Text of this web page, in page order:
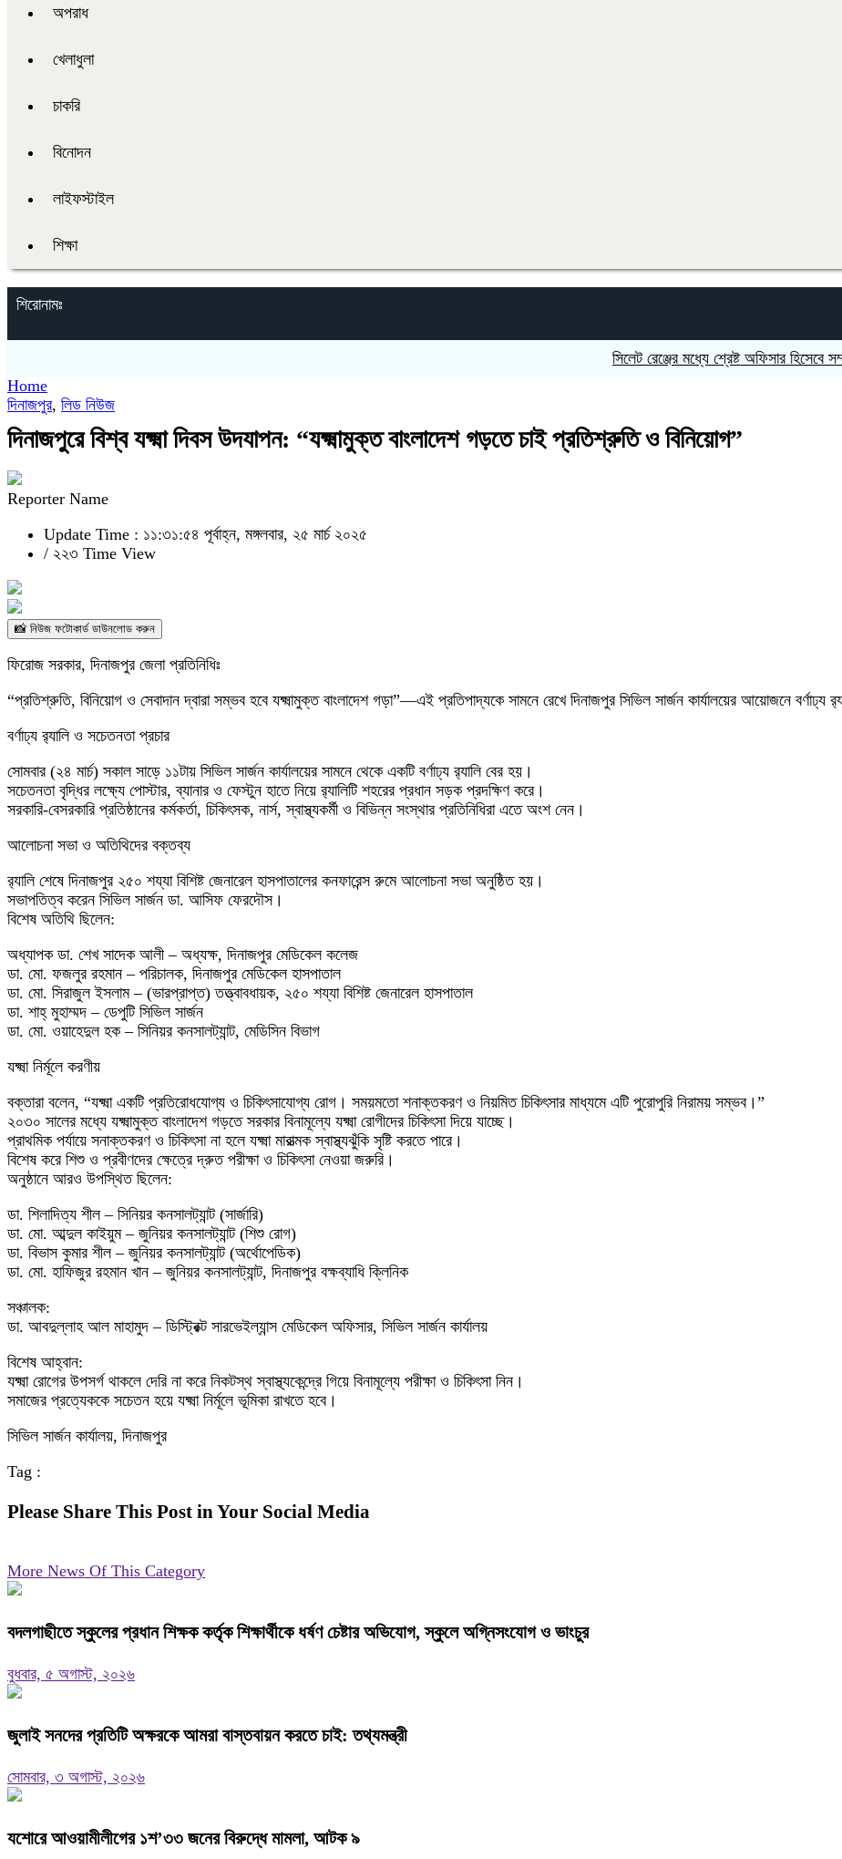
অপরাধ
খেলাধুলা
চাকরি
বিনোদন
লাইফস্টাইল
শিক্ষা
শিরোনামঃ
সিলেট রেঞ্জের মধ্যে শ্রেষ্ট অফিসার হিসেবে
Home
দিনাজপুর, লিড নিউজ
দিনাজপুরে বিশ্ব যক্ষ্মা দিবস উদযাপন: “যক্ষ্মামুক্ত বাংলাদেশ গড়তে চাই প্রতিশ্রুতি ও বিনিয়োগ”
Reporter Name
Update Time : ১১:৩১:৫৪ পূর্বাহ্ন, মঙ্গলবার, ২৫ মার্চ ২০২৫
/ ২২৩ Time View
📸 নিউজ ফটোকার্ড ডাউনলোড করুন
ফিরোজ সরকার, দিনাজপুর জেলা প্রতিনিধিঃ
“প্রতিশ্রুতি, বিনিয়োগ ও সেবাদান দ্বারা সম্ভব হবে যক্ষ্মামুক্ত বাংলাদেশ গড়া”—এই প্রতিপাদ্যকে সামনে রেখে দিনাজপুর সিভিল সার্জন কার্যালয়ের আয়োজনে বর্ণাঢ্য
বর্ণাঢ্য র‍্যালি ও সচেতনতা প্রচার
সোমবার (২৪ মার্চ) সকাল সাড়ে ১১টায় সিভিল সার্জন কার্যালয়ের সামনে থেকে একটি বর্ণাঢ্য র‍্যালি বের হয়।
সচেতনতা বৃদ্ধির লক্ষ্যে পোস্টার, ব্যানার ও ফেস্টুন হাতে নিয়ে র‍্যালিটি শহরের প্রধান সড়ক প্রদক্ষিণ করে।
সরকারি-বেসরকারি প্রতিষ্ঠানের কর্মকর্তা, চিকিৎসক, নার্স, স্বাস্থ্যকর্মী ও বিভিন্ন সংস্থার প্রতিনিধিরা এতে অংশ নেন।
আলোচনা সভা ও অতিথিদের বক্তব্য
র‍্যালি শেষে দিনাজপুর ২৫০ শয্যা বিশিষ্ট জেনারেল হাসপাতালের কনফারেন্স রুমে আলোচনা সভা অনুষ্ঠিত হয়।
সভাপতিত্ব করেন সিভিল সার্জন ডা. আসিফ ফেরদৌস।
বিশেষ অতিথি ছিলেন:
অধ্যাপক ডা. শেখ সাদেক আলী – অধ্যক্ষ, দিনাজপুর মেডিকেল কলেজ
ডা. মো. ফজলুর রহমান – পরিচালক, দিনাজপুর মেডিকেল হাসপাতাল
ডা. মো. সিরাজুল ইসলাম – (ভারপ্রাপ্ত) তত্ত্বাবধায়ক, ২৫০ শয্যা বিশিষ্ট জেনারেল হাসপাতাল
ডা. শাহ্ মুহাম্মদ – ডেপুটি সিভিল সার্জন
ডা. মো. ওয়াহেদুল হক – সিনিয়র কনসালট্যান্ট, মেডিসিন বিভাগ
যক্ষ্মা নির্মূলে করণীয়
বক্তারা বলেন, “যক্ষ্মা একটি প্রতিরোধযোগ্য ও চিকিৎসাযোগ্য রোগ। সময়মতো শনাক্তকরণ ও নিয়মিত চিকিৎসার মাধ্যমে এটি পুরোপুরি নিরাময় সম্ভব।”
২০৩০ সালের মধ্যে যক্ষ্মামুক্ত বাংলাদেশ গড়তে সরকার বিনামূল্যে যক্ষ্মা রোগীদের চিকিৎসা দিয়ে যাচ্ছে।
প্রাথমিক পর্যায়ে সনাক্তকরণ ও চিকিৎসা না হলে যক্ষ্মা মারাত্মক স্বাস্থ্যঝুঁকি সৃষ্টি করতে পারে।
বিশেষ করে শিশু ও প্রবীণদের ক্ষেত্রে দ্রুত পরীক্ষা ও চিকিৎসা নেওয়া জরুরি।
অনুষ্ঠানে আরও উপস্থিত ছিলেন:
ডা. শিলাদিত্য শীল – সিনিয়র কনসালট্যান্ট (সার্জারি)
ডা. মো. আব্দুল কাইয়ুম – জুনিয়র কনসালট্যান্ট (শিশু রোগ)
ডা. বিভাস কুমার শীল – জুনিয়র কনসালট্যান্ট (অর্থোপেডিক)
ডা. মো. হাফিজুর রহমান খান – জুনিয়র কনসালট্যান্ট, দিনাজপুর বক্ষব্যাধি ক্লিনিক
সঞ্চালক:
ডা. আবদুল্লাহ আল মাহামুদ – ডিস্ট্রিক্ট সারভেইল্যান্স মেডিকেল অফিসার, সিভিল সার্জন কার্যালয়
বিশেষ আহ্বান:
যক্ষ্মা রোগের উপসর্গ থাকলে দেরি না করে নিকটস্থ স্বাস্থ্যকেন্দ্রে গিয়ে বিনামূল্যে পরীক্ষা ও চিকিৎসা নিন।
সমাজের প্রত্যেককে সচেতন হয়ে যক্ষ্মা নির্মূলে ভূমিকা রাখতে হবে।
সিভিল সার্জন কার্যালয়, দিনাজপুর
Tag :
Please Share This Post in Your Social Media
More News Of This Category
বদলগাছীতে স্কুলের প্রধান শিক্ষক কর্তৃক শিক্ষার্থীকে ধর্ষণ চেষ্টার অভিযোগ, স্কুলে অগ্নিসংযোগ ও ভাংচুর
বুধবার, ৫ অগাস্ট, ২০২৬
জুলাই সনদের প্রতিটি অক্ষরকে আমরা বাস্তবায়ন করতে চাই: তথ্যমন্ত্রী
সোমবার, ৩ অগাস্ট, ২০২৬
যশোরে আওয়ামীলীগের ১শ’৩৩ জনের বিরুদ্ধে মামলা, আটক ৯